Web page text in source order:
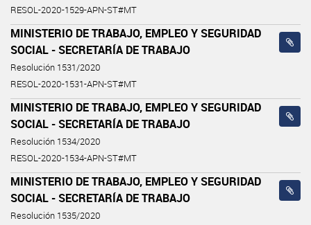
RESOL-2020-1529-APN-ST#MT
MINISTERIO DE TRABAJO, EMPLEO Y SEGURIDAD
SOCIAL - SECRETARÍA DE TRABAJO
Resolución 1531/2020
RESOL-2020-1531-APN-ST#MT
MINISTERIO DE TRABAJO, EMPLEO Y SEGURIDAD
SOCIAL - SECRETARÍA DE TRABAJO
Resolución 1534/2020
RESOL-2020-1534-APN-ST#MT
MINISTERIO DE TRABAJO, EMPLEO Y SEGURIDAD
SOCIAL - SECRETARÍA DE TRABAJO
Resolución 1535/2020